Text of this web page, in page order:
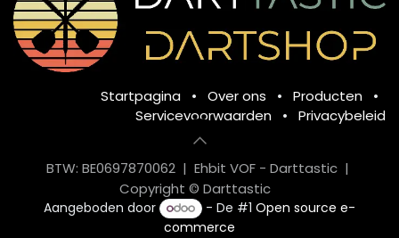
Startpagina • Over ons • Producten
•
Servicevoorwaarden
• Privacybeleid
BTW: BE0697870062 | Ehbit VOF - Darttastic |
Copyright © Darttastic
Aangeboden door - De #1Open source e-
commerce